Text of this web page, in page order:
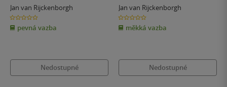
Jan van Rijckenborgh
0.0
z
5
hvězdiček
pevná vazba
Nedostupné
Jan van Rijckenborgh
0.0
z
5
hvězdiček
měkká vazba
Nedostupné